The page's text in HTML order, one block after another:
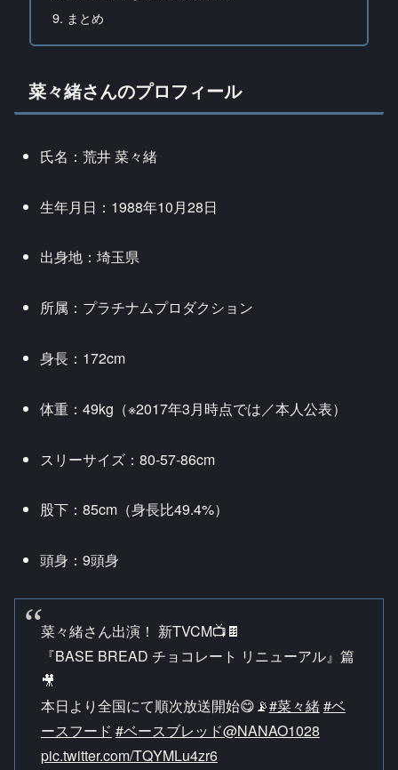
まとめ
菜々緒さんのプロフィール
氏名：荒井 菜々緒
生年月日：1988年10月28日
出身地：埼玉県
所属：プラチナムプロダクション
身長：172cm
体重：49kg（※2017年3月時点では／本人公表）
スリーサイズ：80-57-86cm
股下：85cm（身長比49.4%）
頭身：9頭身
菜々緒さん出演！ 新TVCM📺🍫
『BASE BREAD チョコレート リニューアル』篇
🎥
本日より全国にて順次放送開始😋📡#菜々緒#ベ
ースフード #ベースブレッド@NANAO1028
pic.twitter.com/TQYMLu4zr6